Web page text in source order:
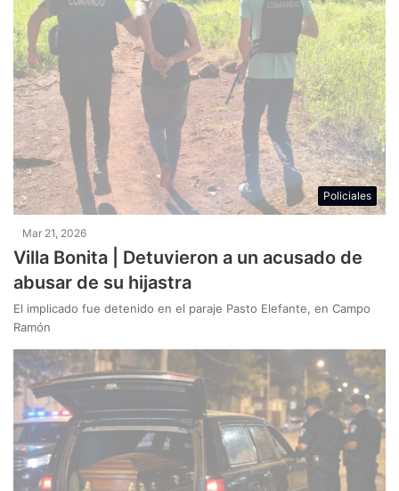
Policiales
Mar 21, 2026
Villa Bonita | Detuvieron a un acusado de
abusar de su hijastra
El implicado fue detenido en el paraje Pasto Elefante, en Campo
Ramón